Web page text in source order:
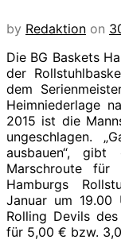
by Redaktion on
Die BG Baskets
der
dem
Heimniederlage
2015 ist die
ungeschlagen.
ausbauen“,
Marschroute
Hamburgs
Januar um 19.00
Rolling Devils
für 5,00 € bzw.